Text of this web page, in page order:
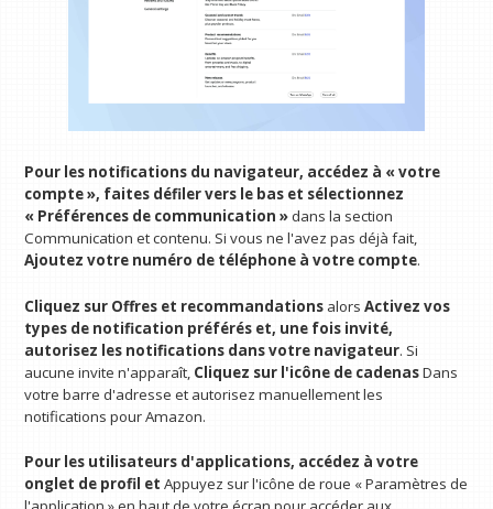
Pour les notifications du navigateur, accédez à « votre
compte », faites défiler vers le bas et sélectionnez
« Préférences de communication »dans la section
Communication et contenu. Si vous ne l'avez pas déjà fait,
Ajoutez votre numéro de téléphone à votre compte.
Cliquez sur Offres et recommandations alorsActivez vos
types de notification préférés et, une fois invité,
autorisez les notifications dans votre navigateur. Si
aucune invite n'apparaît, Cliquez sur l'icône de cadenasDans
votre barre d'adresse et autorisez manuellement les
notifications pour Amazon.
Pour les utilisateurs d'applications, accédez à votre
onglet de profil et Appuyez sur l'icône de roue « Paramètres de